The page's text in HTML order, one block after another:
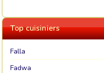
Top cuisiniers
Falla
Fadwa